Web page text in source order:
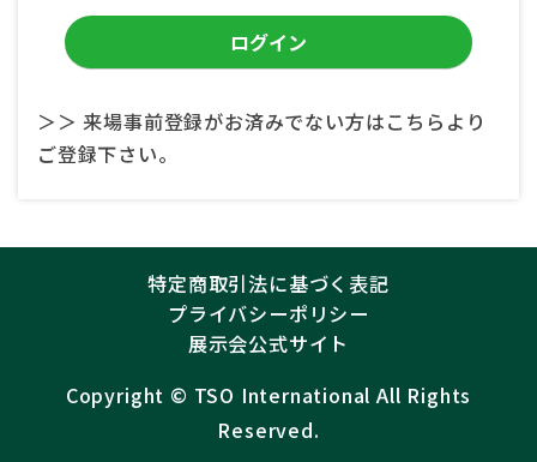
＞＞ 来場事前登録がお済みでない方はこちらより
ご登録下さい。
特定商取引法に基づく表記
プライバシーポリシー
展示会公式サイト
Copyright ©︎ TSO International All Rights
Reserved.